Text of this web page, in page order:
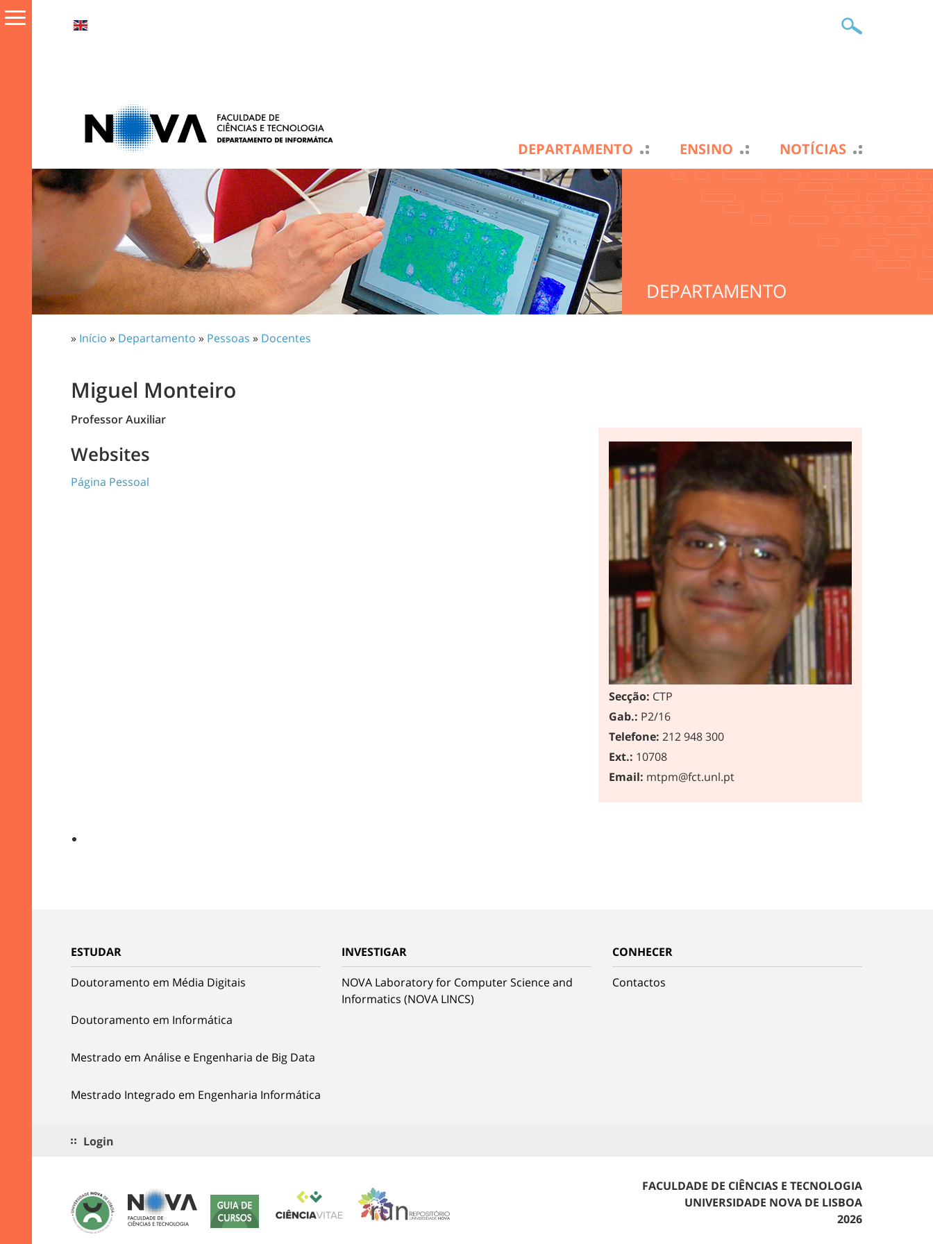
DEPARTAMENTO ENSINO NOTÍCIAS
DEPARTAMENTO
» Início » Departamento » Pessoas » Docentes
Miguel Monteiro
Professor Auxiliar
Secção: CTP
Gab.: P2/16
Telefone: 212 948 300
Ext.: 10708
Email: mtpm@fct.unl.pt
Websites
Página Pessoal
ESTUDAR
Doutoramento em Média Digitais
Doutoramento em Informática
Mestrado em Análise e Engenharia de Big Data
Mestrado Integrado em Engenharia Informática
INVESTIGAR
NOVA Laboratory for Computer Science and
Informatics (NOVA LINCS)
CONHECER
Contactos
Login
FACULDADE DE CIÊNCIAS E TECNOLOGIA
UNIVERSIDADE NOVA DE LISBOA
2026